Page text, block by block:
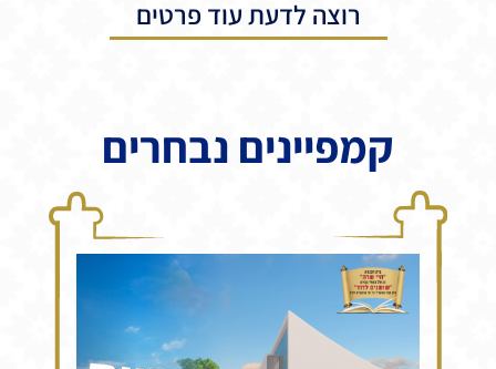
רוצה לדעת עוד פרטים
קמפיינים נבחרים